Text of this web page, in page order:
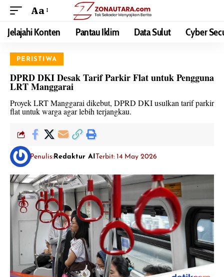
Aa
Jelajahi Konten Pantau Iklim Data Sulut Cyber
PERISTIWA
DPRD DKI Desak Tarif Parkir Flat untuk Pengguna
LRT Manggarai
Proyek LRT Manggarai dikebut, DPRD DKI usulkan tarif parkir
flat untuk warga agar lebih terjangkau.
Penulis: Redaktur AITerbit: 14 May 2026